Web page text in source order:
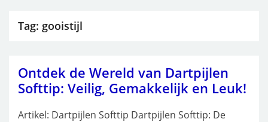
Tag: gooistijl
Ontdek de Wereld van Dartpijlen
Softtip: Veilig, Gemakkelijk en Leuk!
Artikel: Dartpijlen Softtip Dartpijlen Softtip: De